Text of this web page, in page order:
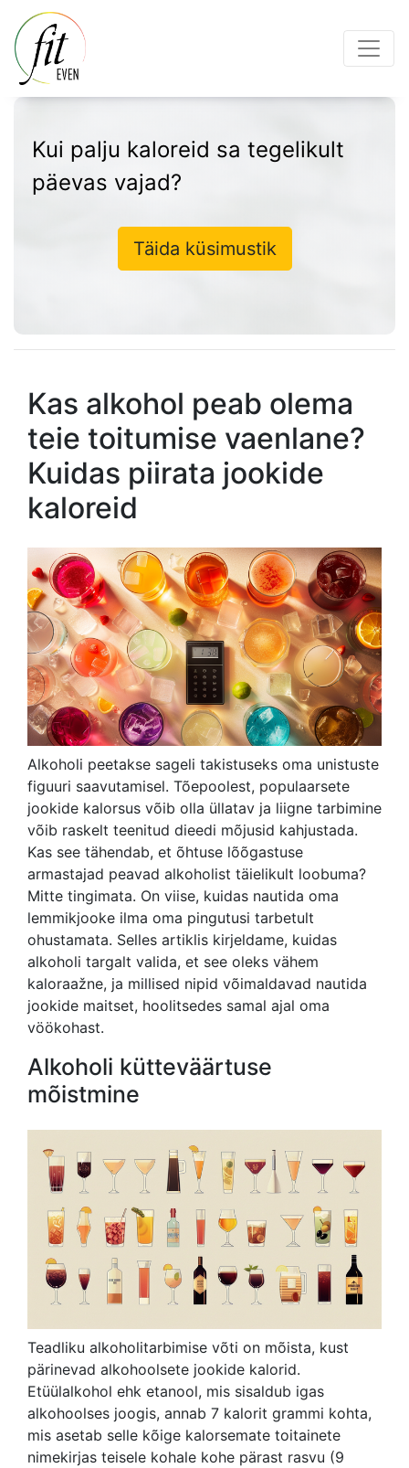
Kui palju kaloreid sa tegelikult
päevas vajad?
Täida küsimustik
Kas alkohol peab olema
teie toitumise vaenlane?
Kuidas piirata jookide
kaloreid
Alkoholi peetakse sageli takistuseks oma unistuste
figuuri saavutamisel. Tõepoolest, populaarsete
jookide kalorsus võib olla üllatav ja liigne tarbimine
võib raskelt teenitud dieedi mõjusid kahjustada.
Kas see tähendab, et õhtuse lõõgastuse
armastajad peavad alkoholist täielikult loobuma?
Mitte tingimata. On viise, kuidas nautida oma
lemmikjooke ilma oma pingutusi tarbetult
ohustamata. Selles artiklis kirjeldame, kuidas
alkoholi targalt valida, et see oleks vähem
kaloraažne, ja millised nipid võimaldavad nautida
jookide maitset, hoolitsedes samal ajal oma
vöökohast.
Alkoholi kütteväärtuse
mõistmine
Teadliku alkoholitarbimise võti on mõista, kust
pärinevad alkohoolsete jookide kalorid.
Etüülalkohol ehk etanool, mis sisaldub igas
alkohoolses joogis, annab 7 kalorit grammi kohta,
mis asetab selle kõige kalorsemate toitainete
nimekirjas teisele kohale kohe pärast rasvu (9